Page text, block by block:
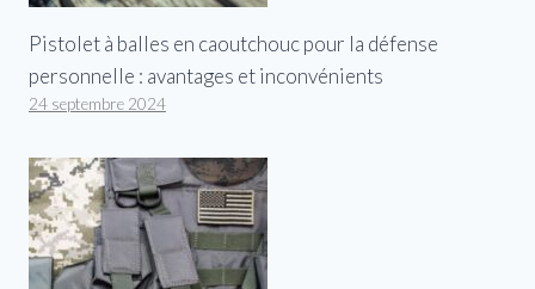
Pistolet à balles en caoutchouc pour la défense
personnelle : avantages et inconvénients
24 septembre 2024